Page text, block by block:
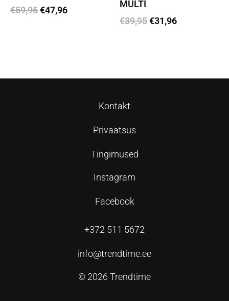
€59,95€47,96
MULTI
€39,95€31,96
Kontakt
Privaatsus
Tingimused
Instagram
Facebook
+372 511 5672
info@trendtime.ee
© 2026 Trendtime